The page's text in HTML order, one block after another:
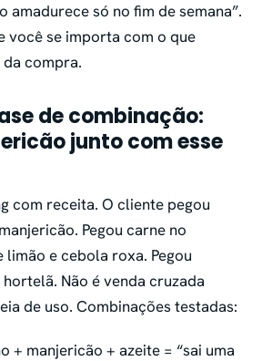
amadurece só no fim de semana”.
você se importa com o que
compra.
de combinação:
junto com esse
com receita. O cliente pegou
Pegou carne no
limão e cebola roxa. Pegou
Não é venda cruzada
de uso. Combinações testadas:
+ manjericão + azeite = “sai uma